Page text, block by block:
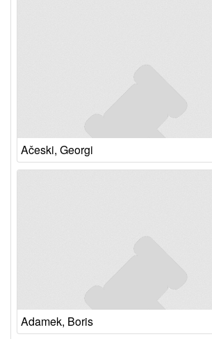
Ačeski, Georgi
Adamek, Boris